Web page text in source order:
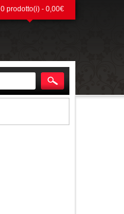
0 prodotto(i) - 0,00€